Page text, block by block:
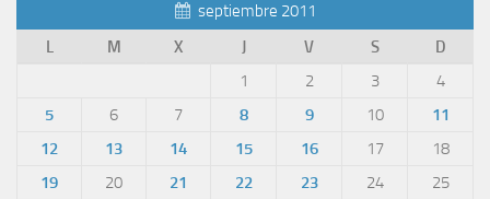
septiembre 2011
L
M X J V S D
1 2 3
4
5
6 7 8 9 10
11
12
13 14 15 16 17
18
19
20 21 22 23 24
25